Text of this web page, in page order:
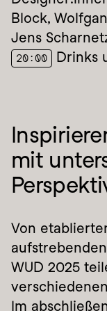
Block,
Jens
20:00 Drinks
mit
Von
WUD 2025
Im